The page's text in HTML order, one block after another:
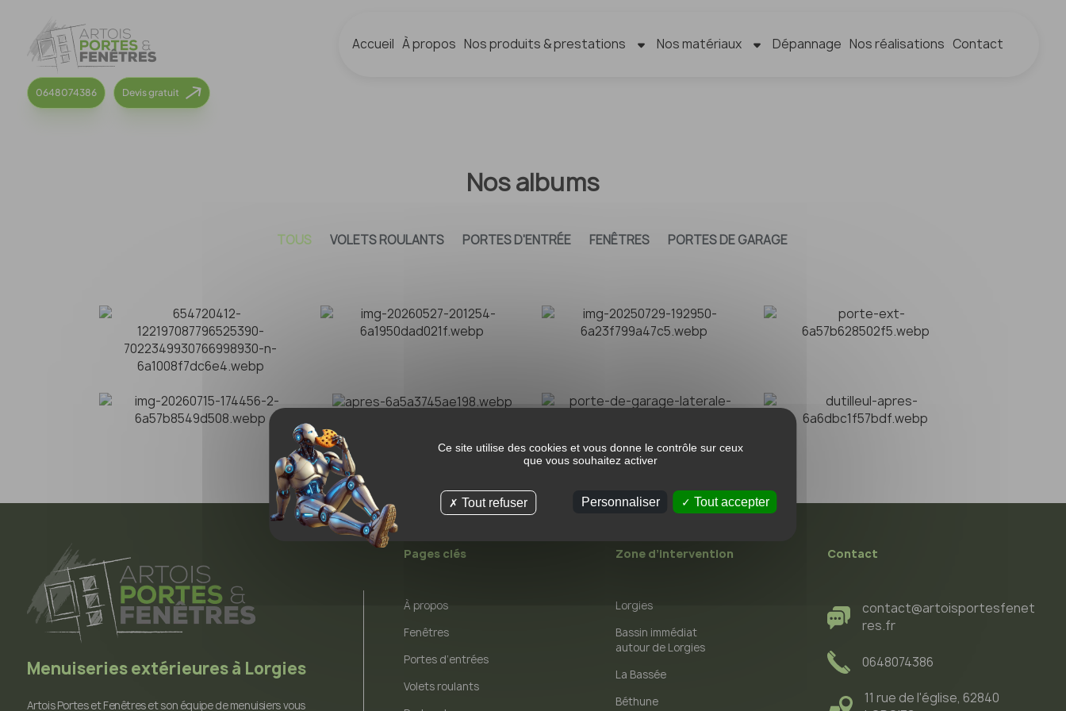
Ce site utilise des cookies et vous donne le contrôle sur ceux
que vous souhaitez activer
Tout accepter
Tout refuser Personnaliser
Accueil À propos Nos produits & prestations Nos matériaux Dépannage Nos réalisations Contact
0648074386 Devis gratuit
Nos albums
TOUS VOLETS ROULANTS PORTES D'ENTRÉE FENÊTRES PORTES DE GARAGE
Menuiseries extérieures à Lorgies
Artois Portes et Fenêtres et son équipe de menuisiers vous
Pages clés
À propos
Fenêtres
Portes d’entrées
Volets roulants
Zone d’intervention
Lorgies
Bassin immédiat
autour de Lorgies
La Bassée
Béthune
Contact
contact@artoisportesfenet
res.fr
0648074386
11 rue de l'église, 62840